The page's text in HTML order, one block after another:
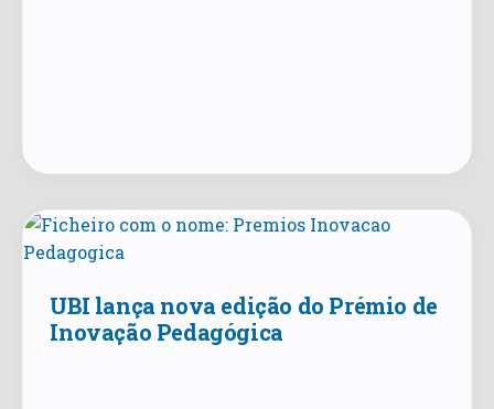
UBI lança nova edição do Prémio de
Inovação Pedagógica